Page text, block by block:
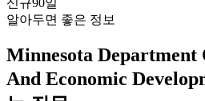
신규90일
알아두면 좋은 정보
Minnesota Department
And Economic